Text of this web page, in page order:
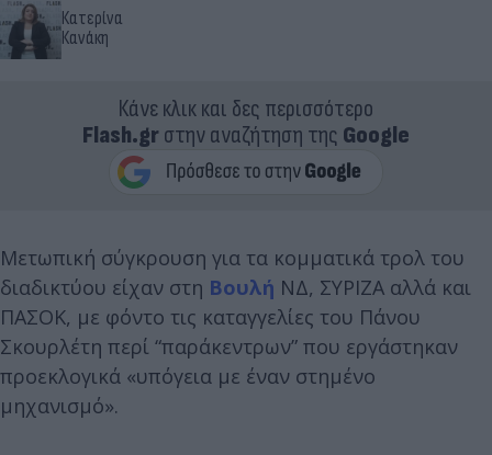
Κατερίνα
Κανάκη
Κάνε κλικ και δες περισσότερο
Flash.grστην αναζήτηση της Google
Μετωπική σύγκρουση για τα κομματικά τρολ του
διαδικτύου είχαν στη Βουλή ΝΔ, ΣΥΡΙΖΑ αλλά και
ΠΑΣΟΚ, με φόντο τις καταγγελίες του Πάνου
Σκουρλέτη περί “παράκεντρων” που εργάστηκαν
προεκλογικά «υπόγεια με έναν στημένο
μηχανισμό».